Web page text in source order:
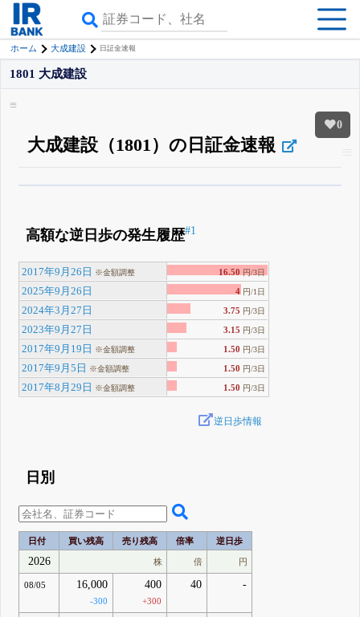
ホーム 大成建設 日証金速報
0
1801 大成建設
大成建設（1801）の日証金速報
登録すると永久30%OFFと米株版の先行利用も付きます
高額な逆日歩の発生履歴#1
2017年9月26日 ※金額調整 16.50 円/3日
2025年9月26日 4 円/1日
2024年3月27日 3.75 円/3日
2023年9月27日 3.15 円/3日
2017年9月19日 ※金額調整 1.50 円/3日
2017年9月5日 ※金額調整 1.50 円/3日
2017年8月29日 ※金額調整 1.50 円/3日
逆日歩情報
日別
日付 買い残高 売り残高 倍率 逆日歩
2026 株 倍 円
08/05 16,000
-300
400
+300
40 -